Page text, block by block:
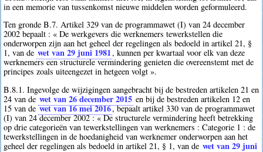
in een memorie van tussenkomst nieuwe middelen worden geformuleerd.
Ten gronde B.7. Artikel 329 van de programmawet (I) van 24 december
2002 bepaalt : « De werkgevers die werknemers tewerkstellen die
onderworpen zijn aan het geheel der regelingen als bedoeld in artikel 21, §
1, van de wet van 29 juni 1981, kunnen per kwartaal voor elk van deze
werknemers een structurele vermindering genieten die overeenstemt met de
principes zoals uiteengezet in hetgeen volgt ».
B.8.1. Ingevolge de wijzigingen aangebracht bij de bestreden artikelen 21 en
24 van de wet van 26 december 2015 en bij de bestreden artikelen 12 en
15 van dewet van 16 mei 2016, bepaalt artikel 330 van de programmawet
(I) van 24 december 2002 : « De structurele vermindering heeft betrekking
op drie categorieën van tewerkstellingen van werknemers : Categorie 1 : de
tewerkstellingen in de hoedanigheid van werknemer onderworpen aan het
geheel der regelingen als bedoeld in artikel 21, § 1, van de wet van 29 juni